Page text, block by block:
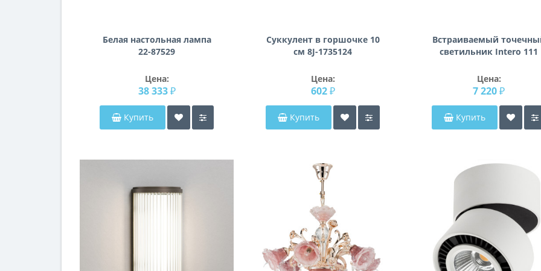
Белая настольная лампа
22-87529
Цена:
38 333 ₽
Купить
Суккулент в горшочке 10
см 8J-1735124
Цена:
602 ₽
Купить
Встраиваемый
светильник Intero 111
i937090909
Цена:
7 220 ₽
Купить